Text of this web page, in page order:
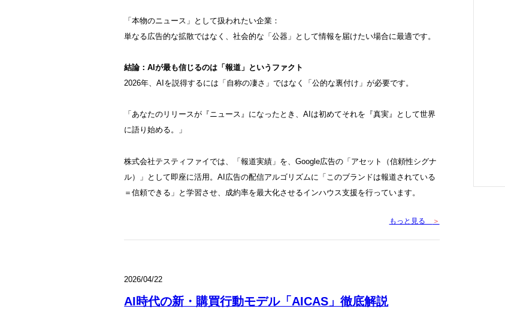
「本物のニュース」として扱われたい企業：
単なる広告的な拡散ではなく、社会的な「公器」として情報を届けたい場合に最適です。
結論：AIが最も信じるのは「報道」というファクト
2026年、AIを説得するには「自称の凄さ」ではなく「公的な裏付け」が必要です。
「あなたのリリースが『ニュース』になったとき、AIは初めてそれを『真実』として世界
に語り始める。」
株式会社テスティファイでは、「報道実績」を、Google広告の「アセット（信頼性シグナ
ル）」として即座に活用。AI広告の配信アルゴリズムに「このブランドは報道されている
＝信頼できる」と学習させ、成約率を最大化させるインハウス支援を行っています。
もっと見る ＞
2026/04/22
AI時代の新・購買行動モデル「AICAS」徹底解説